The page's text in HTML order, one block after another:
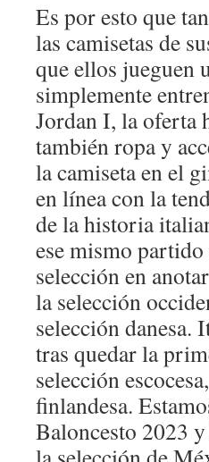
Es por esto que
las camisetas de
que ellos jueguen
simplemente
Jordan I, la oferta
también ropa y
la camiseta en el
en línea con la
de la historia
ese mismo
selección en
la selección
selección danesa.
tras quedar la
selección
finlandesa.
Baloncesto 2023